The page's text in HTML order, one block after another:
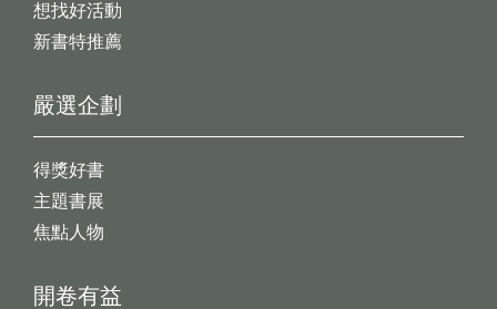
想找好活動
新書特推薦
開卷有益
嚴選企劃
得獎好書
主題書展
焦點人物